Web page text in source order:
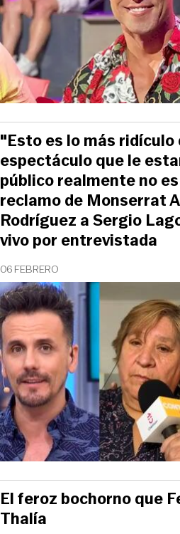
06 FEBRERO
"Esto es lo más ridículo
espectáculo que le
público realmente no
reclamo de Monserrat
Rodríguez a Sergio
vivo por entrevistada
El feroz bochorno que
Thalía